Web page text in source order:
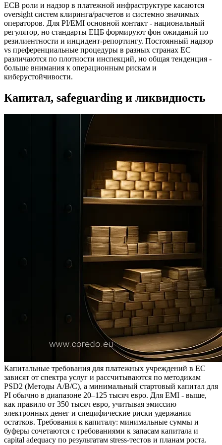
ECB роли и надзор в платежной инфраструктуре касаются
oversight систем клиринга/расчетов и системно значимых
операторов. Для PI/EMI основной контакт - национальный
регулятор, но стандарты ЕЦБ формируют фон ожиданий по
резилиентности и инцидент‑репортингу. Постоянный надзор
vs преференциальные процедуры в разных странах ЕС
различаются по плотности инспекций, но общая тенденция -
больше внимания к операционным рискам и
киберустойчивости.
Капитал, safeguarding и ликвидность
Капитальные требования для платежных учреждений в ЕС
зависят от спектра услуг и рассчитываются по методикам
PSD2 (Методы A/B/C), а минимальный стартовый капитал для
PI обычно в диапазоне 20–125 тысяч евро. Для EMI - выше,
как правило от 350 тысяч евро, учитывая эмиссию
электронных денег и специфические риски удержания
остатков. Требования к капиталу: минимальные суммы и
буферы сочетаются с требованиями к запасам капитала и
capital adequacy по результатам stress‑тестов и планам роста.